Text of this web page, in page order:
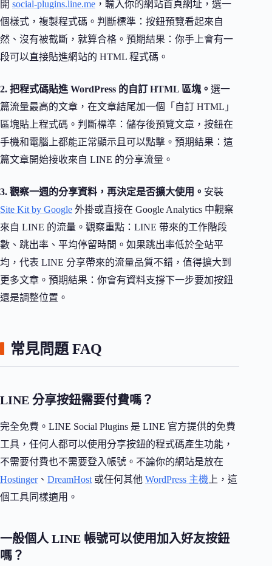
開 social-plugins.line.me ，輸入你的網站首頁網址，選一
個樣式，複製程式碼。判斷標準：按鈕預覽看起來自
然、沒有被截斷，就算合格。預期結果：你手上會有一
段可以直接貼進網站的 HTML 程式碼。
2. 把程式碼貼進 WordPress 的自訂 HTML 區塊。 選一
篇流量最高的文章，在文章結尾加一個「自訂 HTML」
區塊貼上程式碼。判斷標準：儲存後預覽文章，按鈕在
手機和電腦上都能正常顯示且可以點擊。預期結果：這
篇文章開始接收來自 LINE 的分享流量。
3. 觀察一週的分享資料，再決定是否擴大使用。 安裝
Site Kit by Google 外掛或直接在 Google Analytics 中觀察
來自 LINE 的流量。觀察重點：LINE 帶來的工作階段
數、跳出率、平均停留時間。如果跳出率低於全站平
均，代表 LINE 分享帶來的流量品質不錯，值得擴大到
更多文章。預期結果：你會有資料支撐下一步要加按鈕
還是調整位置。
常見問題 FAQ
LINE 分享按鈕需要付費嗎？
完全免費。LINE Social Plugins 是 LINE 官方提供的免費
工具，任何人都可以使用分享按鈕的程式碼產生功能，
不需要付費也不需要登入帳號。不論你的網站是放在
Hostinger、 DreamHost 或任何其他 WordPress 主機 上，這
個工具同樣適用。
一般個人 LINE 帳號可以使用加入好友按鈕
嗎？